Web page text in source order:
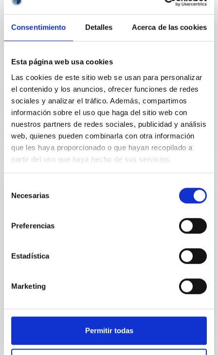
Consentimiento Detalles Acerca de las cookies
Esta página web usa cookies
Las cookies de este sitio web se usan para personalizar
el contenido y los anuncios, ofrecer funciones de redes
sociales y analizar el tráfico. Además, compartimos
información sobre el uso que haga del sitio web con
nuestros partners de redes sociales, publicidad y análisis
web, quienes pueden combinarla con otra información
que les haya proporcionado o que hayan recopilado a
partir del uso que haya hecho de sus servicios.
Necesarias
Preferencias
Estadística
Marketing
Permitir todas
MATERIAL EXPOSITIVO
Reglas Gráficas Básicas Para Mejores
para mejorar visualmente tus comunicaciones
científicas. Impresas o digitales. Diseño Pósters
Científicos.
09/05/2025
UNIDADES DIDÁCTICAS
artificial (ESP)
son una propuesta para abordar en el aula el
problema de contaminación lumínica y sus efectos
prestando